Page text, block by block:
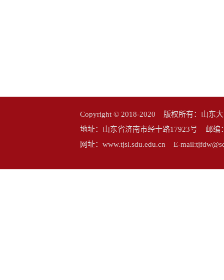
Copyright © 2018-2020 版权所有：山东
地址：山东省济南市经十路17923号 邮
网址：www.tjsl.sdu.edu.cn E-